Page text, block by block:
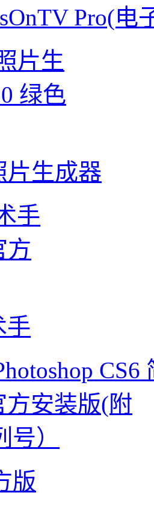
Pro(电
片生成器
手
版